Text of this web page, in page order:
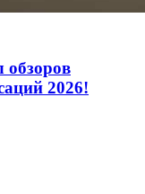
обзоров
2026!